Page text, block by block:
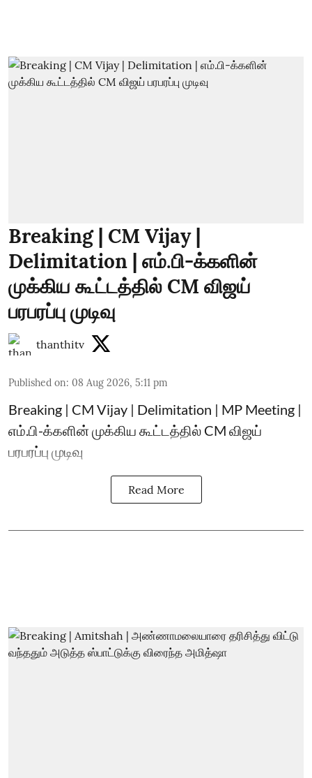
Breaking | CM Vijay |
Delimitation | எம்.பி-க்களின்
முக்கிய கூட்டத்தில் CM விஜய்
பரபரப்பு முடிவு
thanthitv
Published on: 08 Aug 2026, 5:11 pm
Breaking | CM Vijay | Delimitation | MP Meeting |
எம்.பி-க்களின் முக்கிய கூட்டத்தில் CM விஜய்
பரபரப்பு முடிவு
Read More